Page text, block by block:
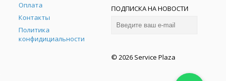
Оплата
Контакты
Политика
конфидициальности
ПОДПИСКА НА НОВОСТИ
© 2026 Service Plaza